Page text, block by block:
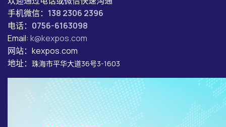
手机微信： 138 2306 2396
电话： 0756-6163098
Email: k@kexpos.com
网站：kexpos.com
地址： 珠海市平华大道36号3-1603